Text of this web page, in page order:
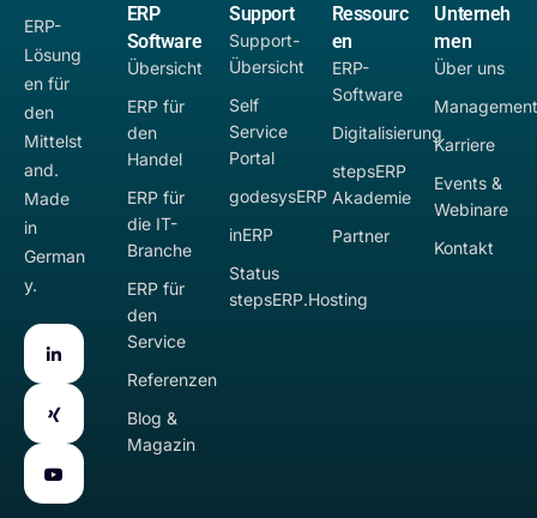
ERP-
Lösung
en für
den
Mittelst
and.
Made
in
German
y.
ERP
Software
Übersicht
ERP für
den
Handel
ERP für
die IT-
Branche
ERP für
den
Service
Referenzen
Blog &
Magazin
Support
Support-
Übersicht
Self
Service
Portal
godesysERP
inERP
Status
stepsERP.Hosting
Ressourc
en
ERP-
Software
Digitalisierung
stepsERP
Akademie
Partner
Unterneh
men
Über uns
Karriere
Events &
Webinare
Kontakt